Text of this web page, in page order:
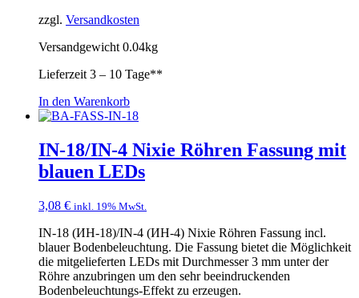
zzgl. Versandkosten
Versandgewicht 0.04kg
Lieferzeit 3 – 10 Tage**
In den Warenkorb
IN-18/IN-4 Nixie Röhren Fassung mit
blauen LEDs
3,08 € inkl. 19% MwSt.
IN-18 (ИН-18)/IN-4 (ИН-4) Nixie Röhren Fassung incl.
blauer Bodenbeleuchtung. Die Fassung bietet die Möglichkeit
die mitgelieferten LEDs mit Durchmesser 3 mm unter der
Röhre anzubringen um den sehr beeindruckenden
Bodenbeleuchtungs-Effekt zu erzeugen.